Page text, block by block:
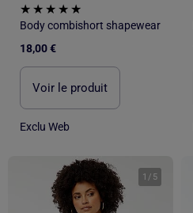
Body combishort shapewear
18,00 €
Voir le produit
Exclu Web
1 / 5